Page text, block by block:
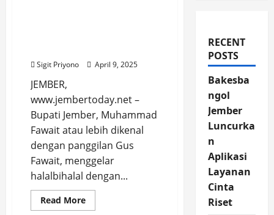
Sigit Priyono April 9, 2025
JEMBER,
www.jembertoday.net –
Bupati Jember, Muhammad
Fawait atau lebih dikenal
dengan panggilan Gus
Fawait, menggelar
halalbihalal dengan...
Read MoreRead
more
RECENT
POSTS
Bakesba
ngol
Jember
Luncurka
n
Aplikasi
Layanan
Cinta
Riset